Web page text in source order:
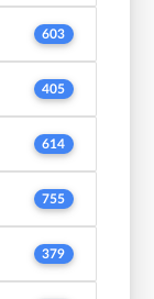
603
405
614
755
379